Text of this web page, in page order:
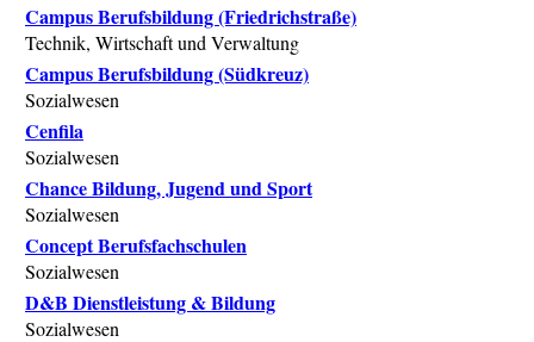
Campus Berufsbildung (Friedrichstraße)
Technik, Wirtschaft und Verwaltung
Campus Berufsbildung (Südkreuz)
Sozialwesen
Cenfila
Sozialwesen
Chance Bildung, Jugend und Sport
Sozialwesen
Concept Berufsfachschulen
Sozialwesen
D&B Dienstleistung & Bildung
Sozialwesen